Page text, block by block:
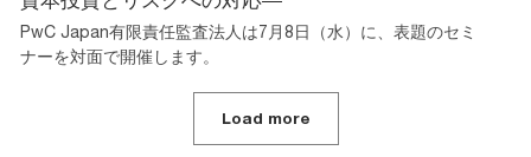
PwC Japan有限責任監査法人は7月8日（水）に、表題のセミ
ナーを対面で開催します。
Load more